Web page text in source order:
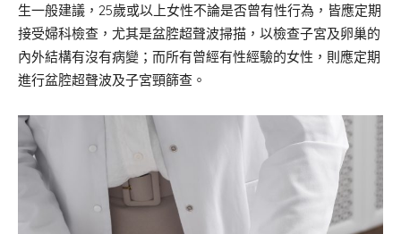
生一般建議，25歲或以上女性不論是否曾有性行為，皆應定期
接受婦科檢查，尤其是盆腔超聲波掃描，以檢查子宮及卵巢的
內外結構有沒有病變；而所有曾經有性經驗的女性，則應定期
進行盆腔超聲波及子宮頸篩查。